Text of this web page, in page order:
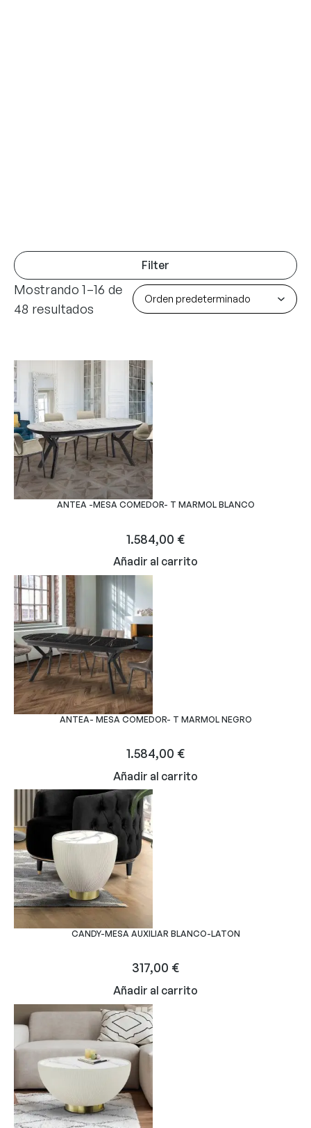
Filter
Mostrando 1–16 de
48 resultados
ANTEA -MESA COMEDOR- T MARMOL BLANCO
1.584,00 €
Añadir al carrito
ANTEA- MESA COMEDOR- T MARMOL NEGRO
1.584,00 €
Añadir al carrito
CANDY-MESA AUXILIAR BLANCO-LATON
317,00 €
Añadir al carrito